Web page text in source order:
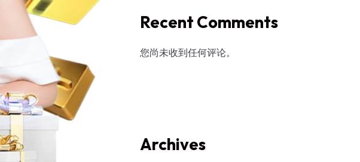
Recent Comments
您尚未收到任何评论。
Archives